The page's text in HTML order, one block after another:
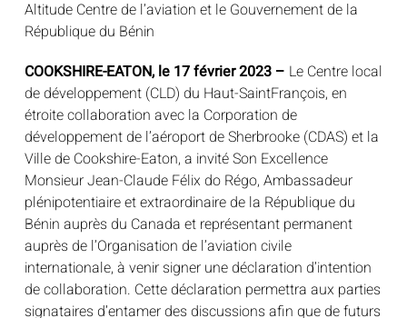
Altitude Centre de l’aviation et le Gouvernement de la
République du Bénin
COOKSHIRE-EATON, le 17 février 2023 – Le Centre local
de développement (CLD) du Haut-SaintFrançois, en
étroite collaboration avec la Corporation de
développement de l’aéroport de Sherbrooke (CDAS) et la
Ville de Cookshire-Eaton, a invité Son Excellence
Monsieur Jean-Claude Félix do Régo, Ambassadeur
plénipotentiaire et extraordinaire de la République du
Bénin auprès du Canada et représentant permanent
auprès de l’Organisation de l’aviation civile
internationale, à venir signer une déclaration d’intention
de collaboration. Cette déclaration permettra aux parties
signataires d’entamer des discussions afin que de futurs